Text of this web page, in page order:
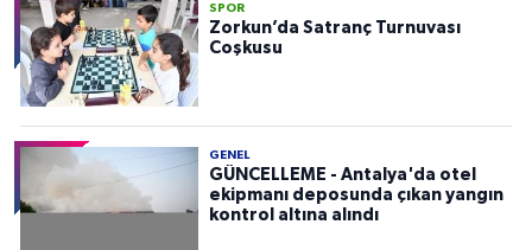
SPOR
Zorkun’da Satranç Turnuvası
Coşkusu
GENEL
GÜNCELLEME - Antalya'da otel
ekipmanı deposunda çıkan yangın
kontrol altına alındı